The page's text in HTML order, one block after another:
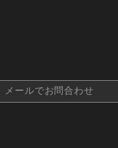
メールでお問合わせ